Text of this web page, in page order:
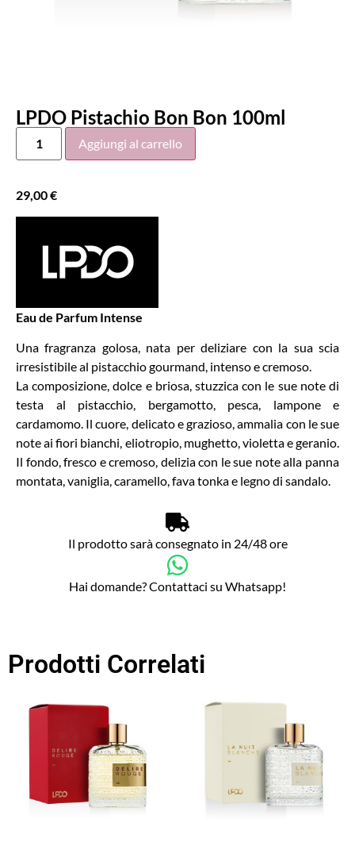
LPDO Pistachio Bon Bon 100ml
Aggiungi al carrello
29,00€
Eau de Parfum Intense
Una fragranza golosa, nata per deliziare con la sua scia
irresistibile al pistacchio gourmand, intenso e cremoso.
La composizione, dolce e briosa, stuzzica con le sue note di
testa al pistacchio, bergamotto, pesca, lampone e
cardamomo. Il cuore, delicato e grazioso, ammalia con le sue
note ai fiori bianchi, eliotropio, mughetto, violetta e geranio.
Il fondo, fresco e cremoso, delizia con le sue note alla panna
montata, vaniglia, caramello, fava tonka e legno di sandalo.
Il prodotto sarà consegnato in 24/48 ore
Hai domande? Contattaci su Whatsapp!
Prodotti Correlati